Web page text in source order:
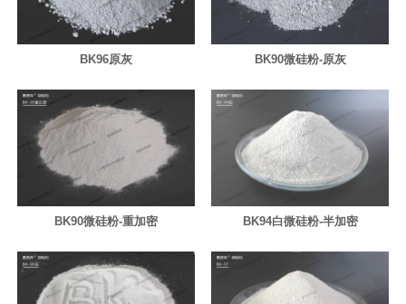
BK96原灰 BK90微硅粉-原灰
BK90微硅粉-重加密 BK94白微硅粉-半加密